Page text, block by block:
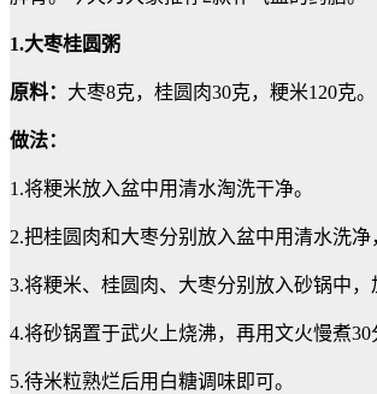
1.大枣桂圆粥
原料： 大枣8克，桂圆肉30克，粳米120克。
做法：
1.将粳米放入盆中用清水淘洗干净。
2.把桂圆肉和大枣分别放入盆中用清水洗净
3.将粳米、桂圆肉、大枣分别放入砂锅中，
4.将砂锅置于武火上烧沸，再用文火慢煮30
5.待米粒熟烂后用白糖调味即可。